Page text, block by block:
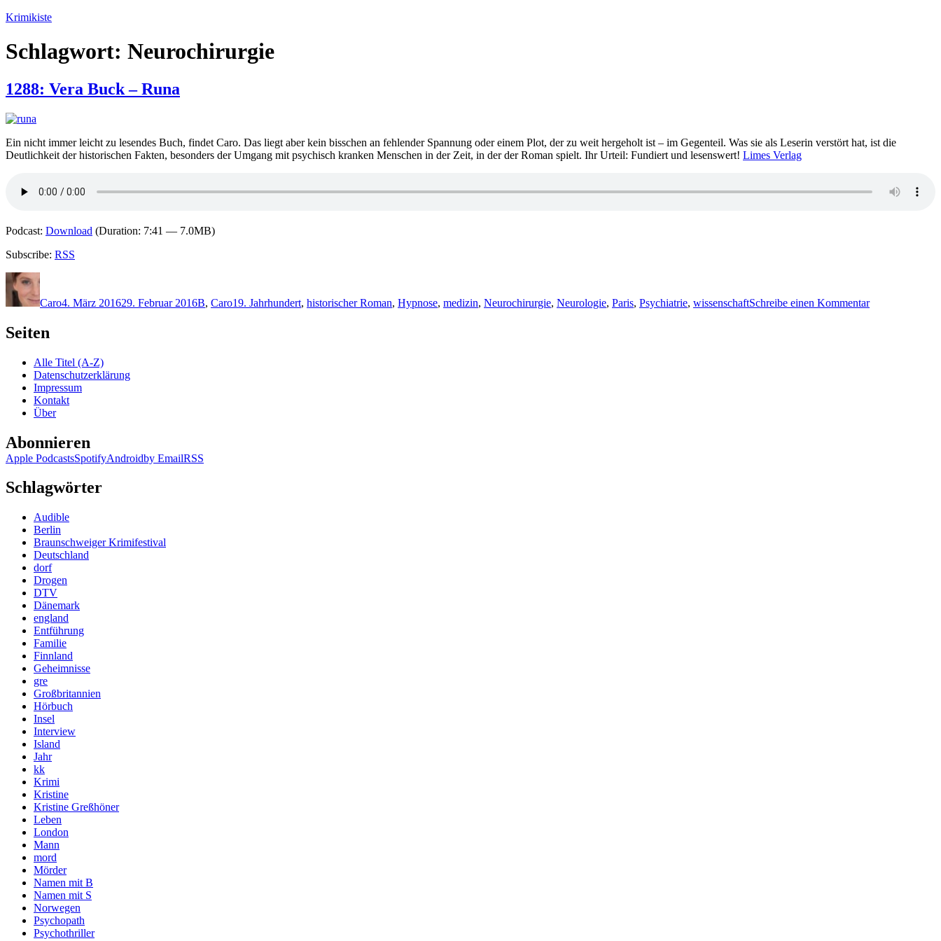
Zum
springen
Krimikiste
Schlagwort: Neurochirurgie
1288: Vera Buck – Runa
Ein nicht immer leicht zu lesendes Buch, findet Caro. Das liegt aber kein bisschen an fehlender Spannung oder einem Plot, der zu weit hergeholt ist – im Gegenteil. Was sie als Leserin verstört hat, ist die
Deutlichkeit der historischen Fakten, besonders der Umgang mit psychisch kranken Menschen in der Zeit, in der der Roman spielt. Ihr Urteil: Fundiert und lesenswert! Limes Verlag
Podcast: Download (Duration: 7:41 — 7.0MB)
Subscribe: RSS
Autor
Caro4. März 201629. Februar 2016B, Caro19. Jahrhundert, historischer Roman, Hypnose, medizin, Neurochirurgie, Neurologie, Paris, Psychiatrie, wissenschaftSchreibe einen KommentarVera
Seiten
Alle Titel (A-Z)
Datenschutzerklärung
Impressum
Kontakt
Über
Abonnieren
Apple PodcastsSpotifyAndroidby EmailRSS
Schlagwörter
Audible
Berlin
Braunschweiger Krimifestival
Deutschland
dorf
Drogen
DTV
Dänemark
england
Entführung
Familie
Finnland
Geheimnisse
gre
Großbritannien
Hörbuch
Insel
Interview
Island
Jahr
kk
Krimi
Kristine
Kristine Greßhöner
Leben
London
Mann
mord
Mörder
Namen mit B
Namen mit S
Norwegen
Psychopath
Psychothriller